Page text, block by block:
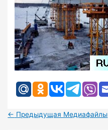
← Предыдущая Медиафайлы